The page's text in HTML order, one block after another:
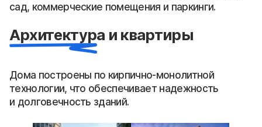
сад, коммерческие помещения и паркинги.
Архитектура и квартиры
Дома построены по кирпично-монолитной
технологии, что обеспечивает надежность
и долговечность зданий.